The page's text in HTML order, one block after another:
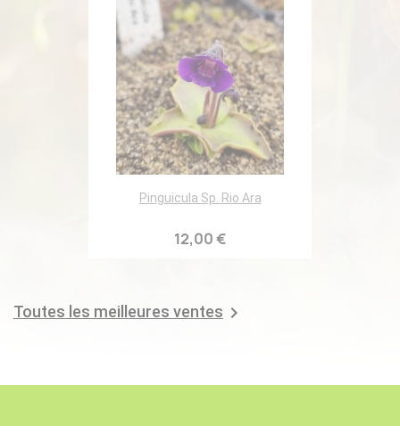
Pinguicula Sp. Rio Ara
12,00 €
Toutes les meilleures ventes 